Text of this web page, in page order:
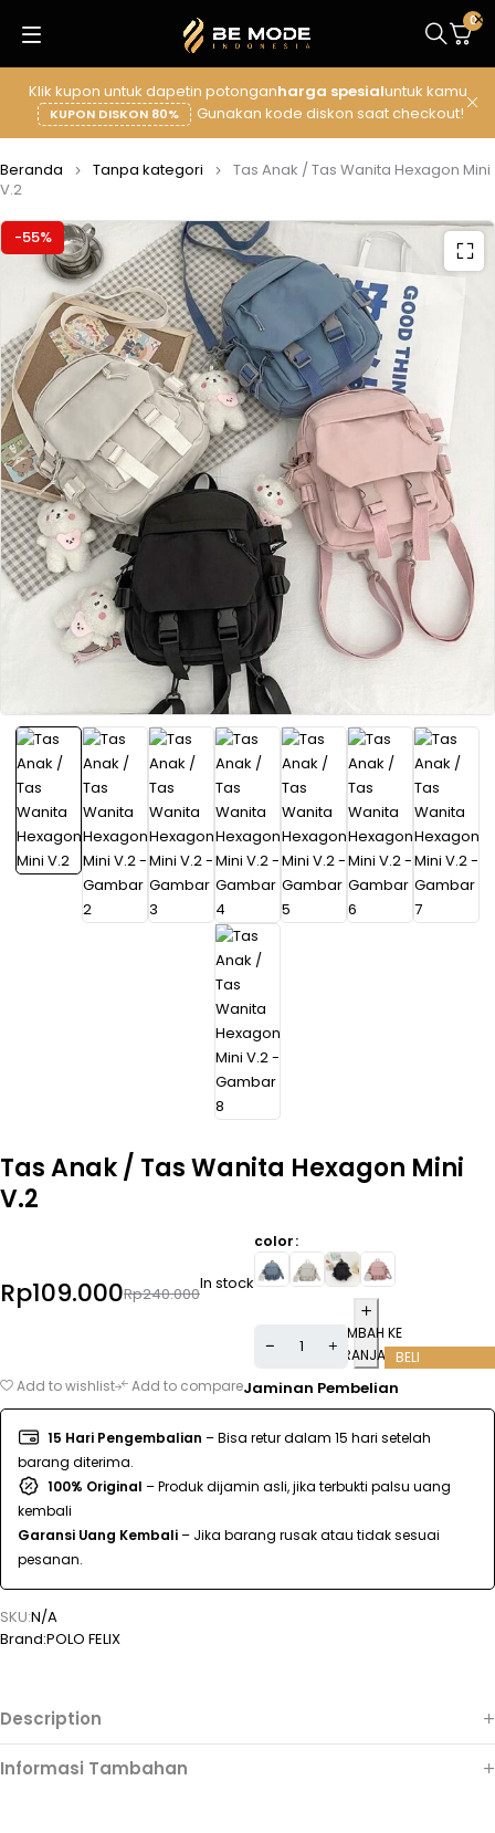
Klik kupon untuk dapetin potonganharga spesialuntuk kamu
KUPON DISKON 80% Gunakan kode diskon saat checkout!
0
Beranda Tanpa kategori
Tas Anak / Tas Wanita Hexagon Mini
V.2
-55%
Tas Anak / Tas Wanita Hexagon Mini
V.2
Rp240.000
Rp109.000 In stock
color
TAMBAH KE
KERANJANGBELI
Add to wishlist
Add to compareJaminan Pembelian
15 Hari Pengembalian – Bisa retur dalam 15 hari setelah
barang diterima.
100% Original – Produk dijamin asli, jika terbukti palsu uang
kembali
Garansi Uang Kembali– Jika barang rusak atau tidak sesuai
pesanan.
SKU:N/A
Brand:POLO FELIX
Description
Informasi Tambahan